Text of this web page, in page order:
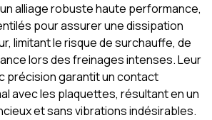
alliage robuste haute performance,
pour assurer une dissipation
limitant le risque de surchauffe, de
lors des freinages intenses. Leur
précision garantit un contact
avec les plaquettes, résultant en un
et sans vibrations indésirables.